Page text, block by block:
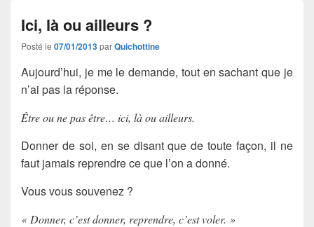
Ici, là ou ailleurs ?
Posté le 07/01/2013parQuichottine
Aujourd’hui, je me le demande, tout en sachant que je
n’ai pas la réponse.
Être ou ne pas être… ici, là ou ailleurs.
Donner de soi, en se disant que de toute façon, il ne
faut jamais reprendre ce que l’on a donné.
Vous vous souvenez ?
« Donner, c’est donner, reprendre, c’est voler. »